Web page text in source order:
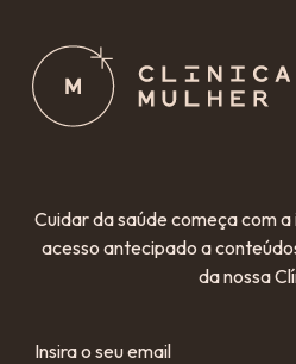
Cuidar da saúde começa com
acesso antecipado a
da nossa
Insira o seu email